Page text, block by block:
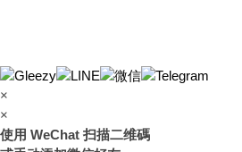
×
×
使用 WeChat 扫描二维碼